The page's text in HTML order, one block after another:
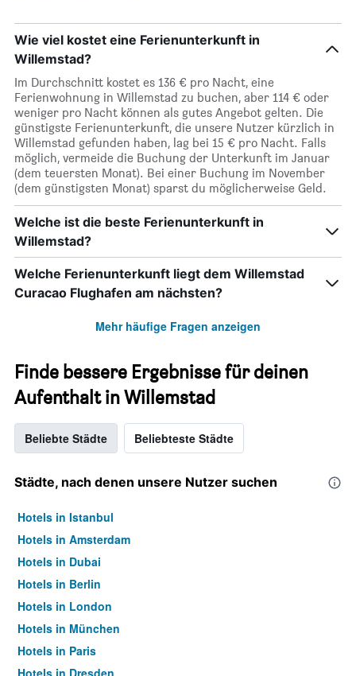
Wie viel kostet eine Ferienunterkunft in
Willemstad?
Im Durchschnitt kostet es 136 € pro Nacht, eine
Ferienwohnung in Willemstad zu buchen, aber 114 € oder
weniger pro Nacht können als gutes Angebot gelten. Die
günstigste Ferienunterkunft, die unsere Nutzer kürzlich in
Willemstad gefunden haben, lag bei 15 € pro Nacht. Falls
möglich, vermeide die Buchung der Unterkunft im Januar
(dem teuersten Monat). Bei einer Buchung im November
(dem günstigsten Monat) sparst du möglicherweise Geld.
Welche ist die beste Ferienunterkunft in
Willemstad?
Welche Ferienunterkunft liegt dem Willemstad
Curacao Flughafen am nächsten?
Mehr häufige Fragen anzeigen
Finde bessere Ergebnisse für deinen
Aufenthalt in Willemstad
Beliebte Städte Beliebteste Städte
Städte, nach denen unsere Nutzer suchen
Hotels in Istanbul
Hotels in Amsterdam
Hotels in Dubai
Hotels in Berlin
Hotels in London
Hotels in München
Hotels in Paris